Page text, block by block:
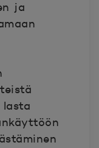
ja